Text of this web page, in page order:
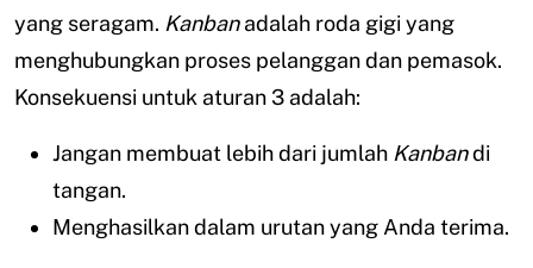
yang seragam. Kanbanadalah roda gigi yang
menghubungkan proses pelanggan dan pemasok.
Konsekuensi untuk aturan 3 adalah:
Jangan membuat lebih dari jumlah Kanbandi
tangan.
Menghasilkan dalam urutan yang Anda terima.